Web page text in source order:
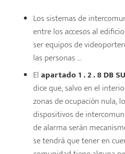
Los sistemas de
entre los accesos al
ser equipos de
las personas …
Elapartado 1 . 2 . 8 DB
dice que, salvo en el
zonas de ocupación nula,
dispositivos de
de alarma serán
se tendrá que tener en